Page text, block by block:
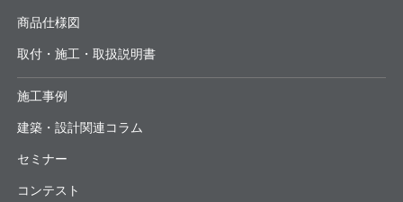
商品仕様図
取付・施工・取扱説明書
施工事例
建築・設計関連コラム
セミナー
コンテスト